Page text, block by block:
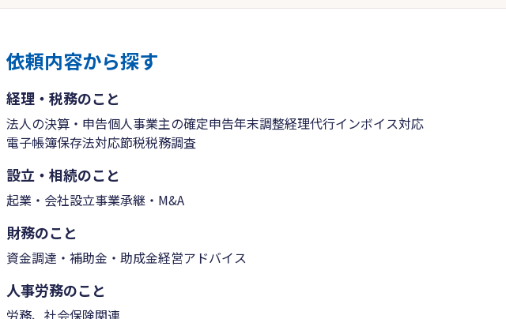
依頼内容から探す
経理・税務のこと
法人の決算・申告個人事業主の確定申告年末調整経理代行インボイス対応
電子帳簿保存法対応節税税務調査
設立・相続のこと
起業・会社設立事業承継・M&A
財務のこと
資金調達・補助金・助成金経営アドバイス
人事労務のこと